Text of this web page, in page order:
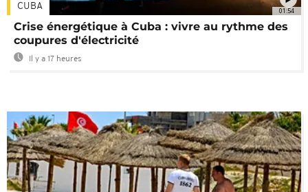
01:54
CUBA
Crise énergétique à Cuba : vivre au rythme des
coupures d'électricité
Il y a 17 heures